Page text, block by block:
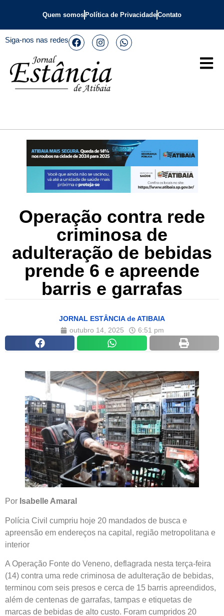
Quem somos Política de PrivacidadeContato
Siga-nos nas redes
Operação contra rede
criminosa de
adulteração de bebidas
prende 6 e apreende
barris e garrafas
JORNAL ESTÂNCIA de ATIBAIA
outubro 14, 2025
6:51 pm
Por Isabelle Amaral
Polícia Civil cumpriu hoje 20 mandados de busca e
apreensão em endereços na capital, região metropolitana e
interior
A Operação Fonte do Veneno, deflagrada nesta terça-feira
(14) contra uma rede criminosa de adulteração de bebidas,
terminou com seis presos e cerca de 15 barris apreendidos,
além de centenas de garrafas, tampas e etiquetas de
marcas de bebidas de alto custo. Foram cumpridos 20